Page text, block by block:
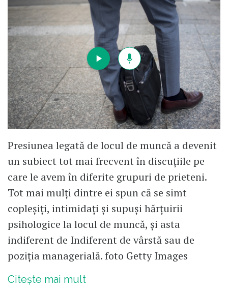
Presiunea legată de locul de muncă a devenit
un subiect tot mai frecvent în discuțiile pe
care le avem în diferite grupuri de prieteni.
Tot mai mulți dintre ei spun că se simt
copleșiți, intimidați și supuși hărțuirii
psihologice la locul de muncă, și asta
indiferent de Indiferent de vârstă sau de
poziția managerială. foto Getty Images
Citește mai mult